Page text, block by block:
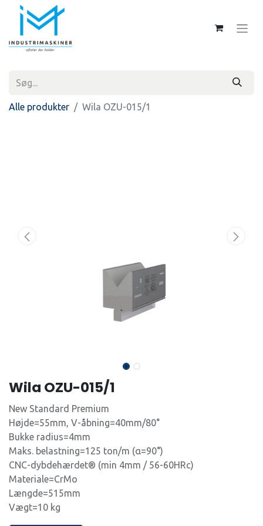
Alle produkter Wila OZU-015/1
Wila OZU-015/1
New Standard Premium
Højde=55mm, V-åbning=40mm/80°
Bukke radius=4mm
Maks. belastning=125 ton/m (α=90°)
CNC-dybdehærdet® (min 4mm / 56-60HRc)
Materiale=CrMo
Længde=515mm
Vægt=10 kg